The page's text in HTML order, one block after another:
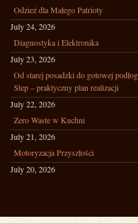
Odzież dla Małego Patrioty
July 24, 2026
Diagnostyka i Elektronika
July 23, 2026
Od starej posadzki do gotowej
Step – praktyczny plan realizacji
July 22, 2026
Zero Waste w Kuchni
July 21, 2026
Motoryzacja Przyszłości
July 20, 2026